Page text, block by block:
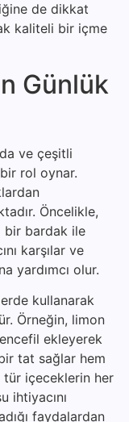
de dikkat
kaliteli bir içme
Günlük
ve çeşitli
rol oynar.
Öncelikle,
bir bardak ile
karşılar ve
yardımcı olur.
kullanarak
Örneğin, limon
ekleyerek
tat sağlar hem
tür içeceklerin her
ihtiyacını
faydalardan